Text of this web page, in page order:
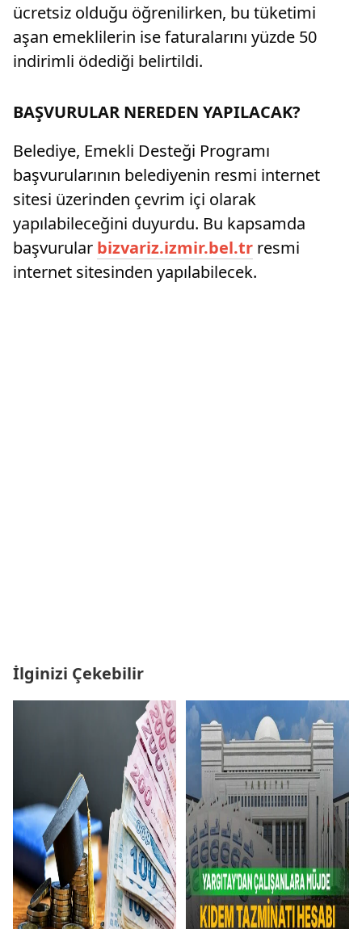
ücretsiz olduğu öğrenilirken, bu tüketimi
aşan emeklilerin ise faturalarını yüzde 50
indirimli ödediği belirtildi.
BAŞVURULAR NEREDEN YAPILACAK?
Belediye, Emekli Desteği Programı
başvurularının belediyenin resmi internet
sitesi üzerinden çevrim içi olarak
yapılabileceğini duyurdu. Bu kapsamda
başvurular bizvariz.izmir.bel.tr resmi
internet sitesinden yapılabilecek.
İlginizi Çekebilir